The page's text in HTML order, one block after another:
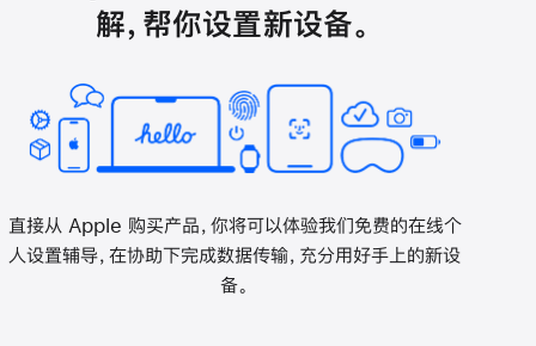
解，帮你设置新设备。
直接从 Apple 购买产品，你将可以体验我们免费的在线个
人设置辅导，在协助下完成数据传输，充分用好手上的新设
备。